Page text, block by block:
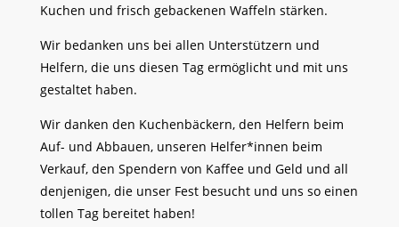
Kuchen und frisch gebackenen Waffeln stärken.
Wir bedanken uns bei allen Unterstützern und
Helfern, die uns diesen Tag ermöglicht und mit uns
gestaltet haben.
Wir danken den Kuchenbäckern, den Helfern beim
Auf- und Abbauen, unseren Helfer*innen beim
Verkauf, den Spendern von Kaffee und Geld und all
denjenigen, die unser Fest besucht und uns so einen
tollen Tag bereitet haben!